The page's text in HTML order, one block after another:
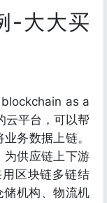
-大大买
as a
云平台，可以帮
务数据上链。
为供应链上下游
区块链多链结
储机构、物流机